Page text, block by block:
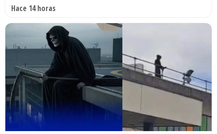
Hace 14 horas